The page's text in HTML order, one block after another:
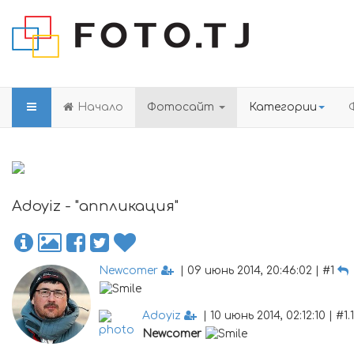
Начало Фотосайт Категории
Adoyiz - "аппликация"
Newcomer | 09 июнь 2014, 20:46:02 | #1
Adoyiz
| 10 июнь 2014, 02:12:10 | #1.1
Newcomer